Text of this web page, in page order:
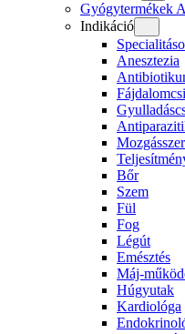
Gyógytermékek
Indikáció
Anesztezia
Bőr
Szem
Fül
Fog
Légút
Emésztés
Máj-
Húgyutak
Kardiológa